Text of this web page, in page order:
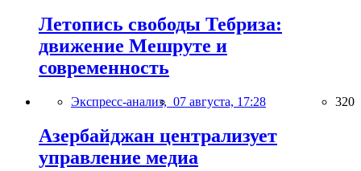
Летопись свободы Тебриза:
движение Мешруте и
современность
Экспресс-анализ, 07 августа, 17:28 320
Азербайджан централизует
управление медиа